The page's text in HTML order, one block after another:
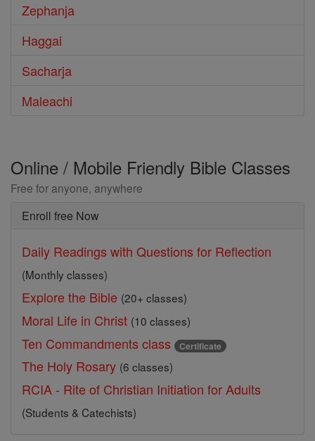
Zephanja
Haggai
Sacharja
Maleachi
Online / Mobile Friendly Bible Classes
Free for anyone, anywhere
Enroll free Now
Daily Readings with Questions for Reflection
(Monthly classes)
Explore the Bible (20+ classes)
Moral Life in Christ (10 classes)
Ten Commandments class Certificate
The Holy Rosary (6 classes)
RCIA - Rite of Christian Initiation for Adults
(Students & Catechists)